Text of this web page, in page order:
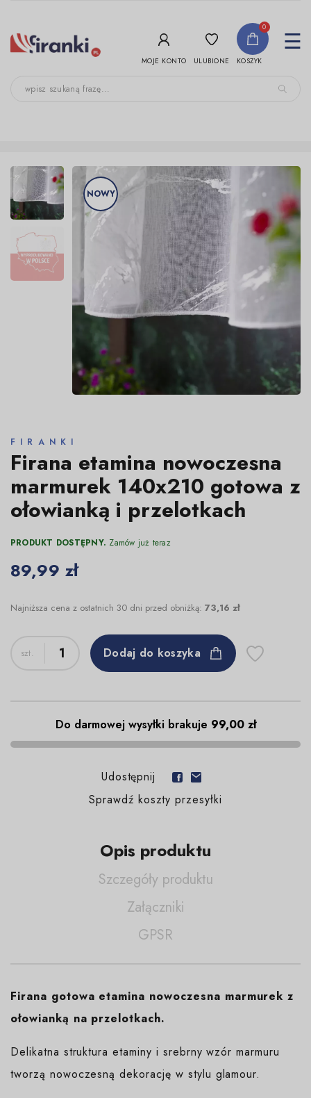
MOJE KONTO ULUBIONE
0
KOSZYK
☰
NOWY
FIRANKI
Firana etamina nowoczesna
marmurek 140x210 gotowa z
ołowianką i przelotkach
PRODUKT DOSTĘPNY. Zamów już teraz
89,99 zł
Najniższa cena z ostatnich 30 dni przed obniżką: 73,16 zł
Dodaj do koszyka
Do darmowej wysyłki brakuje 99,00 zł
Udostępnij
Sprawdź koszty przesyłki
Opis produktu
Szczegóły produktu
Załączniki
GPSR
Firana gotowa etamina nowoczesna marmurek z
ołowianką na przelotkach.
Delikatna struktura etaminy i srebrny wzór marmuru
tworzą nowoczesną dekorację w stylu glamour.